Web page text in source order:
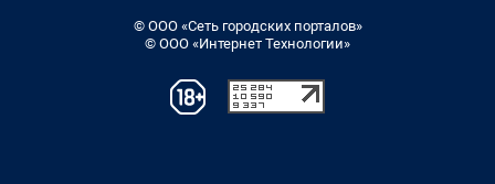
© ООО «Сеть городских порталов»
© ООО «Интернет Технологии»